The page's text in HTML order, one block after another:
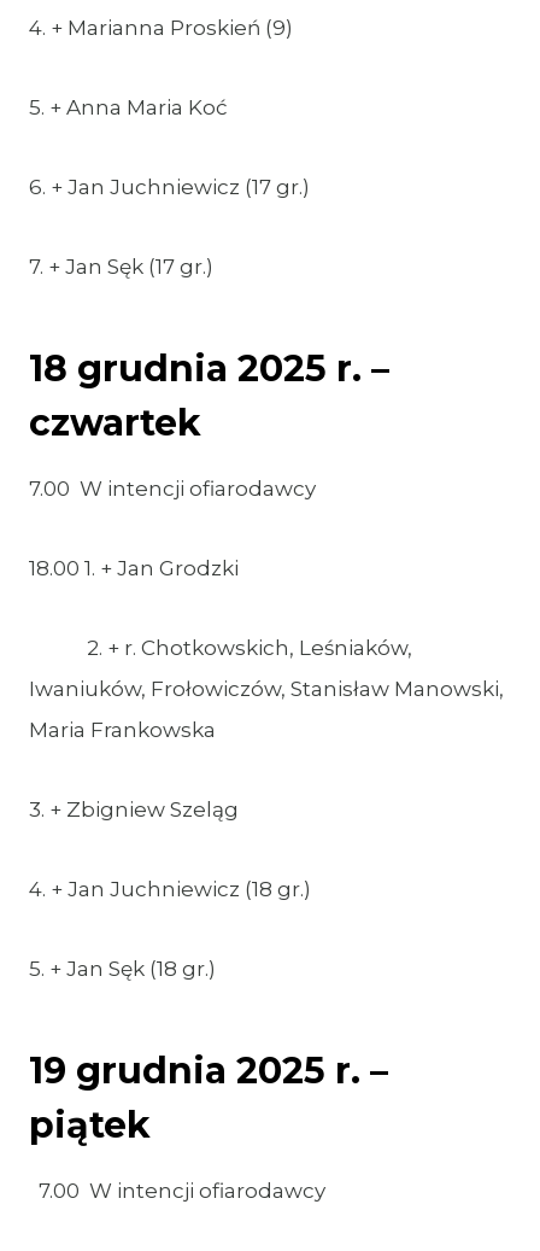
4. + Marianna Proskień (9)
5. + Anna Maria Koć
6. + Jan Juchniewicz (17 gr.)
7. + Jan Sęk (17 gr.)
18 grudnia 2025 r. –
czwartek
7.00 W intencji ofiarodawcy
18.00 1. + Jan Grodzki
2. + r. Chotkowskich, Leśniaków,
Iwaniuków, Frołowiczów, Stanisław Manowski,
Maria Frankowska
3. + Zbigniew Szeląg
4. + Jan Juchniewicz (18 gr.)
5. + Jan Sęk (18 gr.)
19 grudnia 2025 r. –
piątek
7.00 W intencji ofiarodawcy